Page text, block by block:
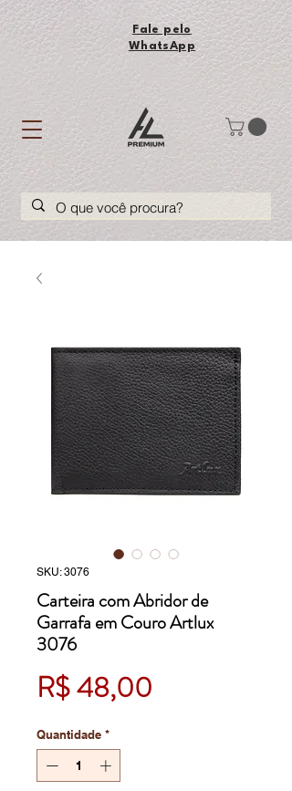
Fale pelo
WhatsApp
SKU: 3076
Carteira com Abridor de
Garrafa em Couro Artlux
3076
R$ 48,00
Quantidade *